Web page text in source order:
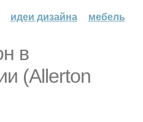
идеи дизайна мебель
в
(Allerton